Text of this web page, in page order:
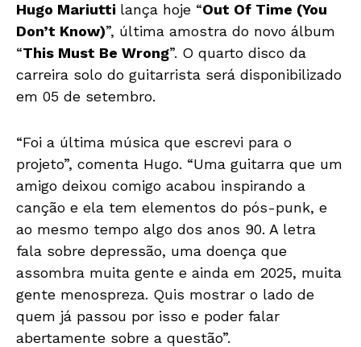
Hugo Mariutti lança hoje “Out Of Time (You
Don’t Know)”, última amostra do novo álbum
“This Must Be Wrong”. O quarto disco da
carreira solo do guitarrista será disponibilizado
em 05 de setembro.
“Foi a última música que escrevi para o
projeto”, comenta Hugo. “Uma guitarra que um
amigo deixou comigo acabou inspirando a
canção e ela tem elementos do pós-punk, e
ao mesmo tempo algo dos anos 90. A letra
fala sobre depressão, uma doença que
assombra muita gente e ainda em 2025, muita
gente menospreza. Quis mostrar o lado de
quem já passou por isso e poder falar
abertamente sobre a questão”.